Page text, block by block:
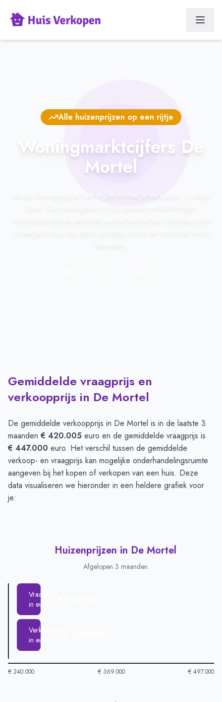
Alle huizenprijzen op een rijtje
Woningmarktcijfers De
Mortel
Als je overweegt je huis in De Mortel te verkopen, is dit je
Gemiddelde vraagprijs en
verkoopprijs in De Mortel
De gemiddelde verkoopprijs in De Mortel is in de laatste 3
maanden € 420.005 euro en de gemiddelde vraagprijs is
€ 447.000 euro. Het verschil tussen de gemiddelde
verkoop- en vraagprijs kan mogelijke onderhandelingsruimte
aangeven bij het kopen of verkopen van een huis. Deze
data visualiseren we hieronder in een heldere grafiek voor
je:
Huizenprijzen in De Mortel
Afgelopen 3 maanden
Vraagprijs
in euro's
Verkoopprijs
in euro's
€ 240.000 € 369.000 € 497.000